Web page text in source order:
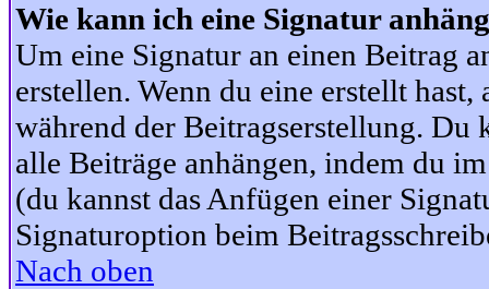
Wie kann ich eine Signatur
Um eine Signatur an einen Beitrag
erstellen. Wenn du eine erstellt
während der Beitragserstellung. Du
alle Beiträge anhängen, indem du
(du kannst das Anfügen einer
Signaturoption beim
Nach oben